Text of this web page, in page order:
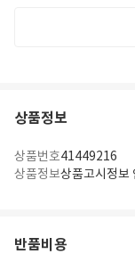
상품정보
상품번호41449216
상품정보상품고시정보
반품비용